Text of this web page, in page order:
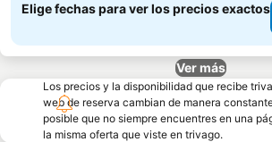
Elige fechas para ver los precios exactos
Ver más
Los precios y la disponibilidad que recibe
web de reserva cambian de manera
posible que no siempre encuentres en una
la misma oferta que viste en trivago.